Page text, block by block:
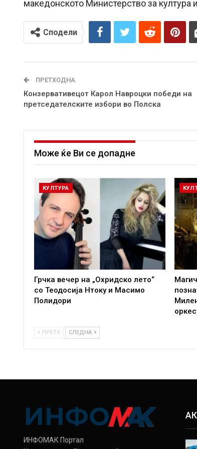
македонското Министерство за култура
Сподели
ПРЕТХОДНА
Конзервативецот Карол Навроцки победи на
претседателските избори во Полска
Може ќе Ви се допадне
КУЛТУРА
Грчка вечер на „Охридско лето“
со Теодосија Нтоку и Масимо
Полидори
ПРЕТХ СЛЕДНА
ИНФОМАК Портал